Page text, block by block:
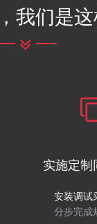
我们是
实施定制
安装调试
分步完成